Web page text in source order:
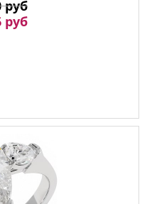
руб
руб